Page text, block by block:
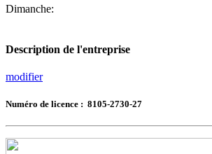
Dimanche:
Description de l'entreprise
modifier
Numéro de licence : 8105-2730-27